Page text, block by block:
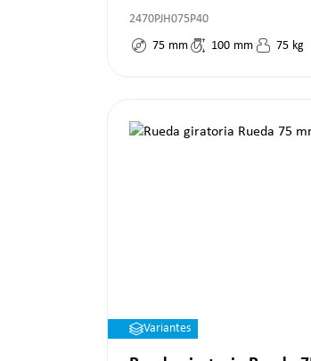
2470PJH075P40
75 mm 100 mm 75 kg
Variantes